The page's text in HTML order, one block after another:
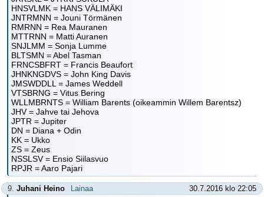
HNSVLMK = HANS VÄLIMÄKI
JNTRMNN = Jouni Törmänen
RMRNN = Rea Mauranen
MTTRNN = Matti Auranen
SNJLMM = Sonja Lumme
BLTSMN = Abel Tasman
FRNCSBFRT = Francis Beaufort
JHNKNGDVS = John King Davis
JMSWDDLL = James Weddell
VTSBRNG = Vitus Bering
WLLMBRNTS = William Barents (oikeammin Willem Barentsz)
JHV = Jahve tai Jehova
JPTR = Jupiter
DN = Diana + Odin
KK = Ukko
ZS = Zeus
NSSLSV = Ensio Siilasvuo
RPJR = Aaro Pajari
9. Juhani Heino Lainaa 30.7.2016 klo 22:05